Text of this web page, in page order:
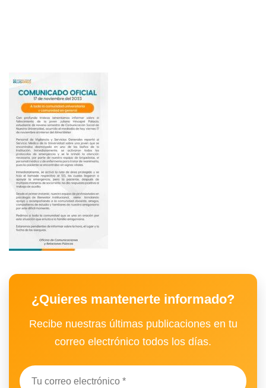
¿Quieres mantenerte informado?
Recibe nuestras últimas publicaciones en tu
correo electrónico todos los días.